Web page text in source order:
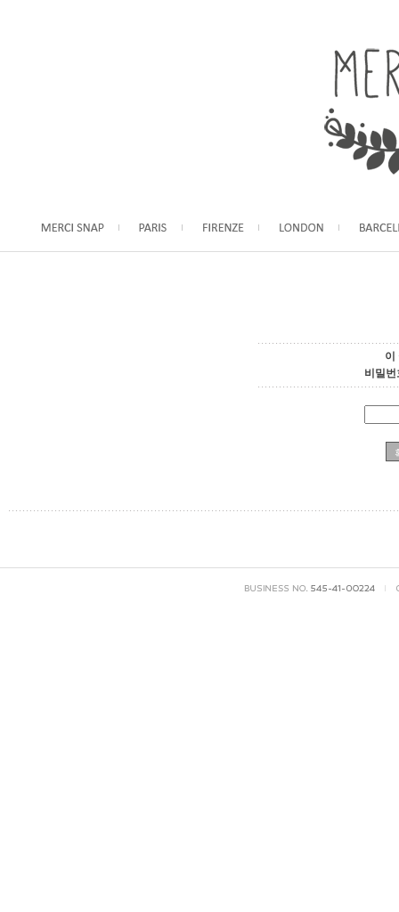
이
비밀